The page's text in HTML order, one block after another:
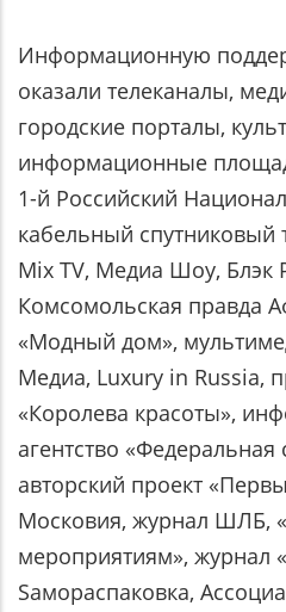
Информационную
оказали телеканалы,
городские порталы,
информационные
1-й Российский
кабельный спутниковый
Mix TV, Медиа Шоу, Блэк
Комсомольская правда
«Модный дом»,
Медиа, Luxury in Russia,
«Королева красоты»,
агентство «Федеральная
авторский проект
Московия, журнал ШЛБ,
мероприятиям», журнал
Sамораспаковка,